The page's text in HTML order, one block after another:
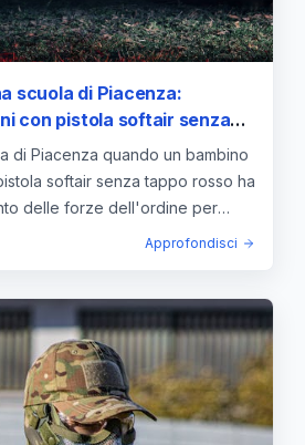
scuola di Piacenza:
con pistola softair senza
di Piacenza quando un bambino
softair senza tappo rosso ha
delle forze dell'ordine per
Approfondisci